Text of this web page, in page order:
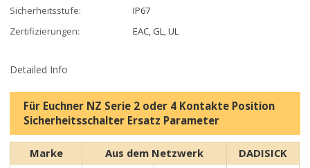
Sicherheitsstufe:
IP67
Zertifizierungen:
EAC, GL, UL
Detailed Info
Für Euchner NZ Serie 2 oder 4 Kontakte Position
Sicherheitsschalter Ersatz Parameter
Marke Aus dem Netzwerk DADISICK